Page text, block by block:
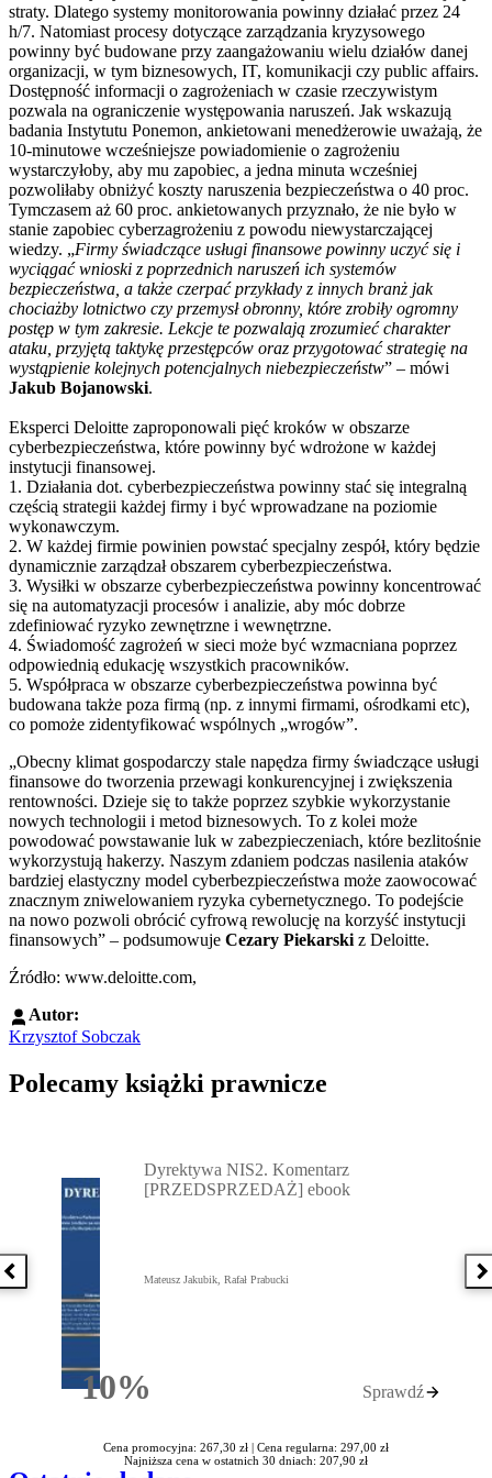
straty. Dlatego systemy monitorowania powinny działać przez 24
h/7. Natomiast procesy dotyczące zarządzania kryzysowego
powinny być budowane przy zaangażowaniu wielu działów danej
organizacji, w tym biznesowych, IT, komunikacji czy public affairs.
Dostępność informacji o zagrożeniach w czasie rzeczywistym
pozwala na ograniczenie występowania naruszeń. Jak wskazują
badania Instytutu Ponemon, ankietowani menedżerowie uważają, że
10-minutowe wcześniejsze powiadomienie o zagrożeniu
wystarczyłoby, aby mu zapobiec, a jedna minuta wcześniej
pozwoliłaby obniżyć koszty naruszenia bezpieczeństwa o 40 proc.
Tymczasem aż 60 proc. ankietowanych przyznało, że nie było w
stanie zapobiec cyberzagrożeniu z powodu niewystarczającej
wiedzy. „Firmy świadczące usługi finansowe powinny uczyć się i
wyciągać wnioski z poprzednich naruszeń ich systemów
bezpieczeństwa, a także czerpać przykłady z innych branż jak
chociażby lotnictwo czy przemysł obronny, które zrobiły ogromny
postęp w tym zakresie. Lekcje te pozwalają zrozumieć charakter
ataku, przyjętą taktykę przestępców oraz przygotować strategię na
wystąpienie kolejnych potencjalnych niebezpieczeństw” – mówi
Jakub Bojanowski.
Eksperci Deloitte zaproponowali pięć kroków w obszarze
cyberbezpieczeństwa, które powinny być wdrożone w każdej
instytucji finansowej.
1. Działania dot. cyberbezpieczeństwa powinny stać się integralną
częścią strategii każdej firmy i być wprowadzane na poziomie
wykonawczym.
2. W każdej firmie powinien powstać specjalny zespół, który będzie
dynamicznie zarządzał obszarem cyberbezpieczeństwa.
3. Wysiłki w obszarze cyberbezpieczeństwa powinny koncentrować
się na automatyzacji procesów i analizie, aby móc dobrze
zdefiniować ryzyko zewnętrzne i wewnętrzne.
4. Świadomość zagrożeń w sieci może być wzmacniana poprzez
odpowiednią edukację wszystkich pracowników.
5. Współpraca w obszarze cyberbezpieczeństwa powinna być
budowana także poza firmą (np. z innymi firmami, ośrodkami etc),
co pomoże zidentyfikować wspólnych „wrogów”.
„Obecny klimat gospodarczy stale napędza firmy świadczące usługi
finansowe do tworzenia przewagi konkurencyjnej i zwiększenia
rentowności. Dzieje się to także poprzez szybkie wykorzystanie
nowych technologii i metod biznesowych. To z kolei może
powodować powstawanie luk w zabezpieczeniach, które bezlitośnie
wykorzystują hakerzy. Naszym zdaniem podczas nasilenia ataków
bardziej elastyczny model cyberbezpieczeństwa może zaowocować
znacznym zniwelowaniem ryzyka cybernetycznego. To podejście
na nowo pozwoli obrócić cyfrową rewolucję na korzyść instytucji
finansowych” – podsumowuje Cezary Piekarskiz Deloitte.
Źródło: www.deloitte.com,
Autor:
Krzysztof Sobczak
Polecamy książki prawnicze
Poprzednia książka
10%Rabatu
Dyrektywa NIS2. Komentarz
[PRZEDSPRZEDAŻ] ebook
Mateusz Jakubik, Rafał Prabucki
Sprawdź
Cena promocyjna: 267,30 zł | Cena regularna: 297,00 zł
Najniższa cena w ostatnich 30 dniach: 207,90 zł